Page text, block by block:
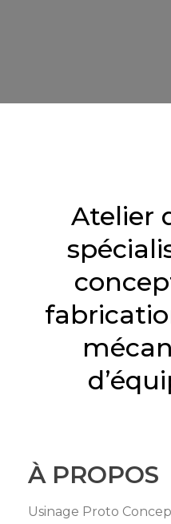
Atelier
À PROPOS
Usinage Proto